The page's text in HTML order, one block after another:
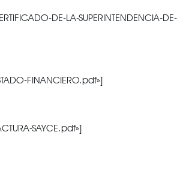
DE-LA-SUPERINTENDENCIA-DE-
FINANCIERO.pdf»]
SAYCE.pdf»]